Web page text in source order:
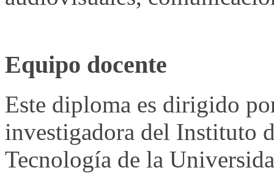
Equipo docente
Este diploma es dirigido
investigadora del Instituto
Tecnología de la